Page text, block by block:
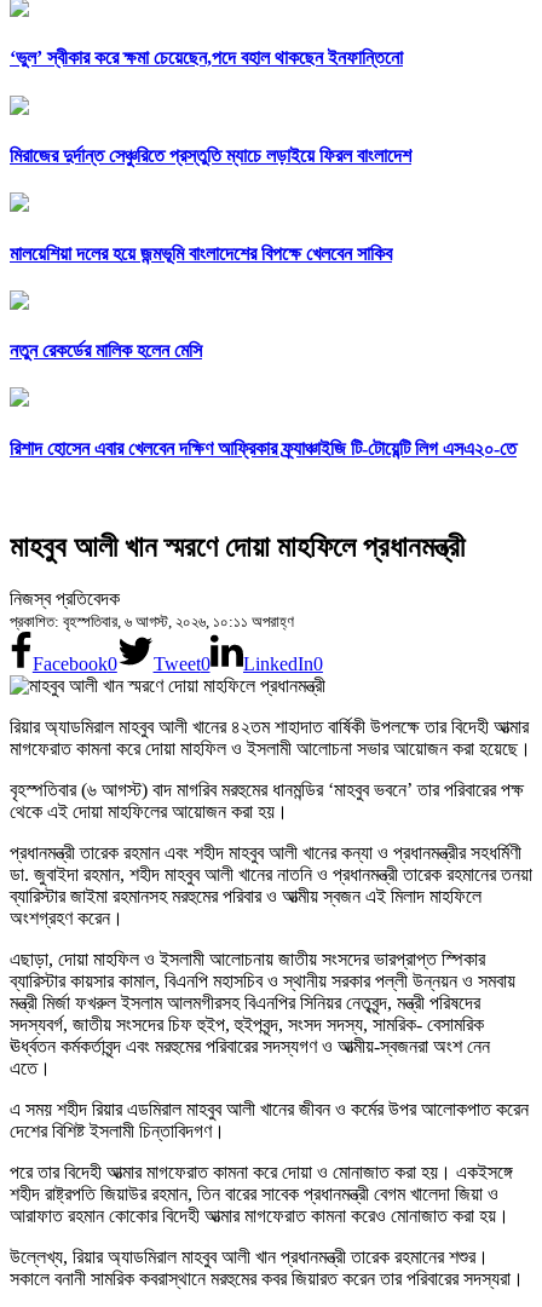
‘ভুল’ স্বীকার করে ক্ষমা চেয়েছেন,পদে বহাল থাকছেন ইনফান্তিনো
মিরাজের দুর্দান্ত সেঞ্চুরিতে প্রস্তুতি ম্যাচে লড়াইয়ে ফিরল বাংলাদেশ
মালয়েশিয়া দলের হয়ে জন্মভূমি বাংলাদেশের বিপক্ষে খেলবেন সাকিব
নতুন রেকর্ডের মালিক হলেন মেসি
রিশাদ হোসেন এবার খেলবেন দক্ষিণ আফ্রিকার ফ্র্যাঞ্চাইজি টি-টোয়েন্টি লিগ এসএ২০-তে
মাহবুব আলী খান স্মরণে দোয়া মাহফিলে প্রধানমন্ত্রী
নিজস্ব প্রতিবেদক
প্রকাশিত: বৃহস্পতিবার, ৬ আগস্ট, ২০২৬, ১০:১১ অপরাহ্ণ
Facebook0 Tweet0 LinkedIn0
রিয়ার অ্যাডমিরাল মাহবুব আলী খানের ৪২তম শাহাদাত বার্ষিকী উপলক্ষে তার বিদেহী আত্মার
মাগফেরাত কামনা করে দোয়া মাহফিল ও ইসলামী আলোচনা সভার আয়োজন করা হয়েছে।
বৃহস্পতিবার (৬ আগস্ট) বাদ মাগরিব মরহুমের ধানমন্ডির ‘মাহবুব ভবনে’ তার পরিবারের পক্ষ
থেকে এই দোয়া মাহফিলের আয়োজন করা হয়।
প্রধানমন্ত্রী তারেক রহমান এবং শহীদ মাহবুব আলী খানের কন্যা ও প্রধানমন্ত্রীর সহধর্মিণী
ডা. জুবাইদা রহমান, শহীদ মাহবুব আলী খানের নাতনি ও প্রধানমন্ত্রী তারেক রহমানের তনয়া
ব্যারিস্টার জাইমা রহমানসহ মরহুমের পরিবার ও আত্মীয় স্বজন এই মিলাদ মাহফিলে
অংশগ্রহণ করেন।
এছাড়া, দোয়া মাহফিল ও ইসলামী আলোচনায় জাতীয় সংসদের ভারপ্রাপ্ত স্পিকার
ব্যারিস্টার কায়সার কামাল, বিএনপি মহাসচিব ও স্থানীয় সরকার পল্লী উন্নয়ন ও সমবায়
মন্ত্রী মির্জা ফখরুল ইসলাম আলমগীরসহ বিএনপির সিনিয়র নেতৃবৃন্দ, মন্ত্রী পরিষদের
সদস্যবর্গ, জাতীয় সংসদের চিফ হুইপ, হুইপবৃন্দ, সংসদ সদস্য, সামরিক- বেসামরিক
ঊর্ধ্বতন কর্মকর্তাবৃন্দ এবং মরহুমের পরিবারের সদস্যগণ ও আত্মীয়-স্বজনরা অংশ নেন
এতে।
এ সময় শহীদ রিয়ার এডমিরাল মাহবুব আলী খানের জীবন ও কর্মের উপর আলোকপাত করেন
দেশের বিশিষ্ট ইসলামী চিন্তাবিদগণ।
পরে তার বিদেহী আত্মার মাগফেরাত কামনা করে দোয়া ও মোনাজাত করা হয়। একইসঙ্গে
শহীদ রাষ্ট্রপতি জিয়াউর রহমান, তিন বারের সাবেক প্রধানমন্ত্রী বেগম খালেদা জিয়া ও
আরাফাত রহমান কোকোর বিদেহী আত্মার মাগফেরাত কামনা করেও মোনাজাত করা হয়।
উল্লেখ্য, রিয়ার অ্যাডমিরাল মাহবুব আলী খান প্রধানমন্ত্রী তারেক রহমানের শশুর।
সকালে বনানী সামরিক কবরাস্থানে মরহুমের কবর জিয়ারত করেন তার পরিবারের সদস্যরা।